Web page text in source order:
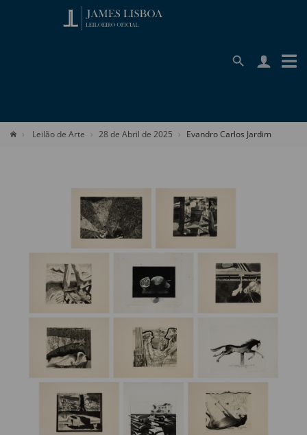
Leilão de Arte 28 de Abril de 2025 Evandro Carlos Jardim